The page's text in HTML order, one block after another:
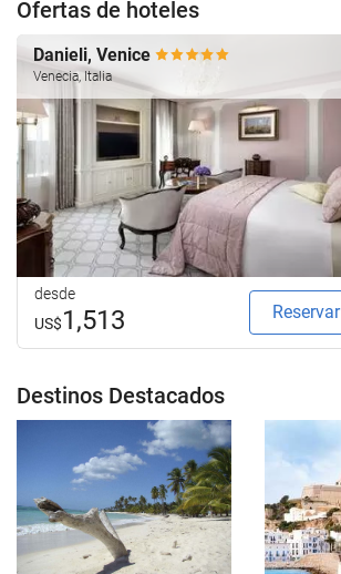
Ofertas de hoteles
Danieli, Venice
Venecia, Italia
desde
US$1,513 Reservar
Destinos Destacados